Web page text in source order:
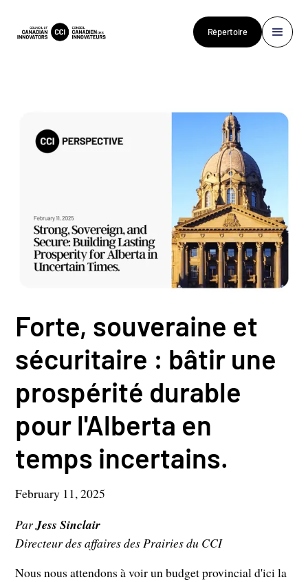
Répertoire
Forte, souveraine et
sécuritaire : bâtir une
prospérité durable
pour l'Alberta en
temps incertains.
February 11, 2025
ParJess Sinclair
Directeur des affaires des Prairies du CCI
Nous nous attendons à voir un budget provincial d'ici la